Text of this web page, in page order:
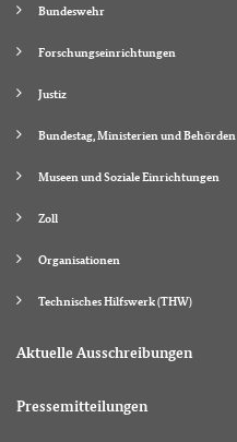
Bundeswehr
Forschungseinrichtungen
Justiz
Bundestag, Ministerien und Behörden
Museen und Soziale Einrichtungen
Zoll
Organisationen
Technisches Hilfswerk (THW)
Aktuelle Ausschreibungen
Pressemitteilungen